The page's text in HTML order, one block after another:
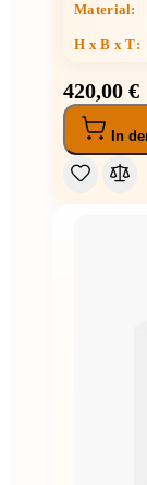
Material:
H x B x T:
420,00 €
In